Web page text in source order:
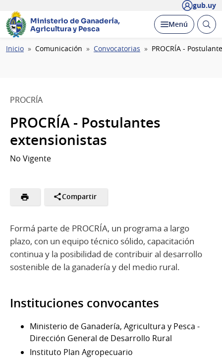
gub.uy
Ministerio de Ganadería,
Agricultura y Pesca
Desplegar
Menú Abrir
Ruta
Inicio Comunicación Convocatorias PROCRÍA -
PROCRÍA
PROCRÍA - Postulantes
extensionistas
No Vigente
Compartir
Formá parte de PROCRÍA, un programa a largo
plazo, con un equipo técnico sólido, capacitación
continua y la posibilidad de contribuir al desarrollo
sostenible de la ganadería y del medio rural.
Instituciones convocantes
Ministerio de Ganadería, Agricultura y Pesca -
Dirección General de Desarrollo Rural
Instituto Plan Agropecuario